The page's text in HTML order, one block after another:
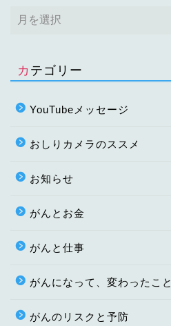
カテゴリー
YouTubeメッセージ
おしりカメラのススメ
お知らせ
がんとお金
がんと仕事
がんになって、変わったこと
がんのリスクと予防